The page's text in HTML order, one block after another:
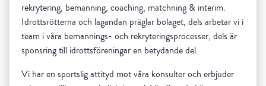
rekrytering, bemanning, coaching, matchning & interim.
Idrottsrötterna och lagandan präglar bolaget, dels arbetar vi i
team i våra bemannings- och rekryteringsprocesser, dels är
sponsring till idrottsföreningar en betydande del.
Vi har en sportslig attityd mot våra konsulter och erbjuder